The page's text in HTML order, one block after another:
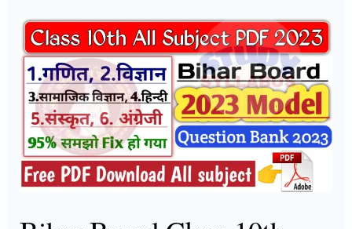
Bihar
Board
Class
10th
Question
paper
2023
Free